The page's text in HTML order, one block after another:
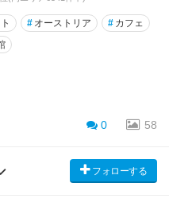
# オーストリア # カフェ
0 58
フォローする